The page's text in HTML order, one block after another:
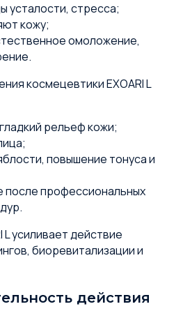
усталости, стресса;
кожу;
омоложение,
космецевтики EXOARI L
рельеф кожи;
повышение тонуса и
после профессиональных
L усиливает действие
биоревитализации и
действия